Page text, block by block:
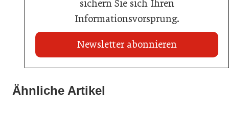
sichern Sie sich Ihren
Informationsvorsprung.
Newsletter abonnieren
Ähnliche Artikel
War die Fußball-WM 2026 für Ihren Betrieb ein
21. Juli 2026
Stipendium für Nachwuchstalent in der Wiener